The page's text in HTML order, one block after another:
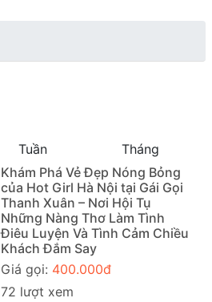
Tuần
Tháng
Khám Phá Vẻ Đẹp Nóng Bỏng
của Hot Girl Hà Nội tại Gái Gọi
Thanh Xuân – Nơi Hội Tụ
Những Nàng Thơ Làm Tình
Điêu Luyện Và Tình Cảm Chiều
Khách Đắm Say
Giá gọi: 400.000đ
72 lượt xem